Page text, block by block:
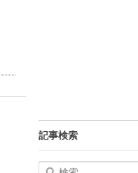
記事検索
検索